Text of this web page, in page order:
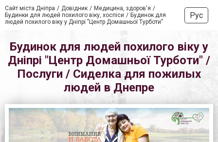
Сайт міста Дніпра Довідник
Медицина, здоров'я
Будинки для людей похилого віку, хоспіси
Будинок для
людей похилого віку у Дніпрі "Центр Домашньої Турботи"
Рус
Будинок для людей похилого віку у
Дніпрі "Центр Домашньої Турботи" /
Послуги / Сиделка для пожилых
людей в Днепре